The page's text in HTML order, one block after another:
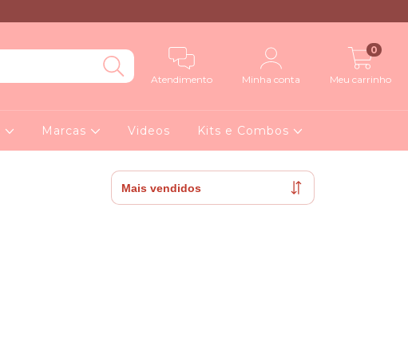
Atendimento Minha conta Meu carrinho
0
Marcas Videos Kits e Combos